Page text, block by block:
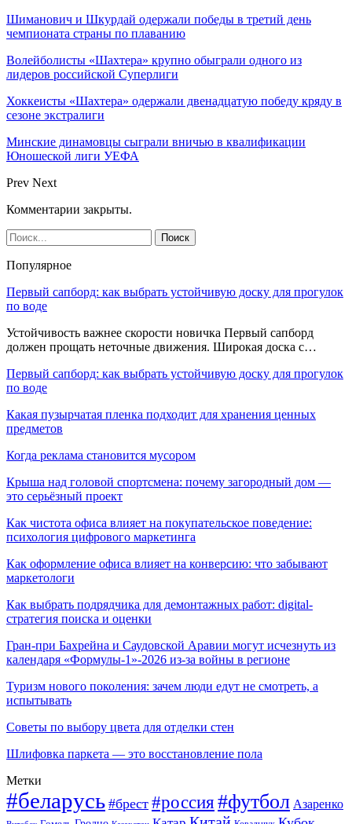
Шиманович и Шкурдай одержали победы в третий день
чемпионата страны по плаванию
Волейболисты «Шахтера» крупно обыграли одного из
лидеров российской Суперлиги
Хоккеисты «Шахтера» одержали двенадцатую победу кряду в
сезоне экстралиги
Минские динамовцы сыграли вничью в квалификации
Юношеской лиги УЕФА
Prev Next
Комментарии закрыты.
Популярное
Первый сапборд: как выбрать устойчивую доску для прогулок
по воде
Устойчивость важнее скорости новичка Первый сапборд
должен прощать неточные движения. Широкая доска с…
Первый сапборд: как выбрать устойчивую доску для прогулок
по воде
Какая пузырчатая пленка подходит для хранения ценных
предметов
Когда реклама становится мусором
Крыша над головой спортсмена: почему загородный дом —
это серьёзный проект
Как чистота офиса влияет на покупательское поведение:
психология цифрового маркетинга
Как оформление офиса влияет на конверсию: что забывают
маркетологи
Как выбрать подрядчика для демонтажных работ: digital-
стратегия поиска и оценки
Гран-при Бахрейна и Саудовской Аравии могут исчезнуть из
календаря «Формулы-1»-2026 из-за войны в регионе
Туризм нового поколения: зачем люди едут не смотреть, а
испытывать
Советы по выбору цвета для отделки стен
Шлифовка паркета — это восстановление пола
Метки
#беларусь #брест #россия#футбол Азаренко